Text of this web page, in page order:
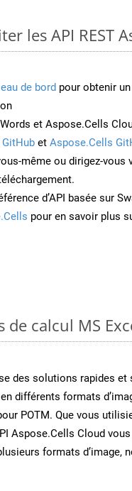
les API REST
de bord pour obtenir
et Aspose.Cells
et Aspose.Cells
même ou dirigez-vous
d’API basée sur
pour en savoir plus
calcul MS
des solutions rapides et
différents formats
POTM. Que vous
Aspose.Cells Cloud
formats d’image,